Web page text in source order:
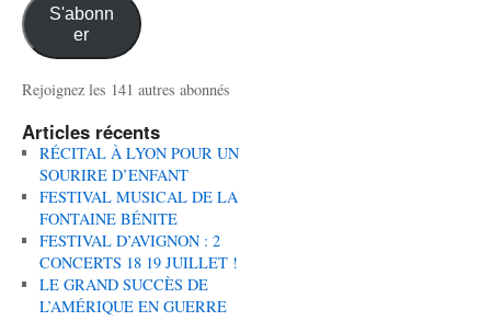
S'abonn
er
Rejoignez les 141 autres abonnés
Articles récents
RÉCITAL À LYON POUR UN
SOURIRE D’ENFANT
FESTIVAL MUSICAL DE LA
FONTAINE BÉNITE
FESTIVAL D’AVIGNON : 2
CONCERTS 18 19 JUILLET !
LE GRAND SUCCÈS DE
L’AMÉRIQUE EN GUERRE